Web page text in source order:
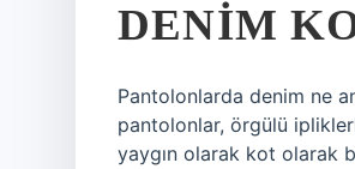
DENIM
Pantolonlarda denim ne
pantolonlar, örgülü
yaygın olarak kot olarak